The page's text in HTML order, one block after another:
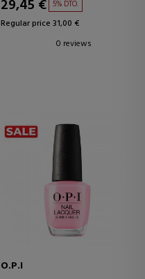
29,45 € 5% DTO.
Regular price 31,00 €
0 reviews
O.P.I